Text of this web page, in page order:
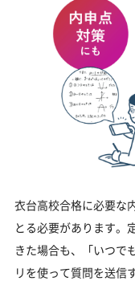
衣台高校合格に必要な
とる必要があります。
きた場合も、「いつで
リを使って質問を送信